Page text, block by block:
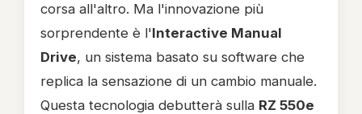
corsa all'altro. Ma l'innovazione più
sorprendente è l'Interactive Manual
Drive, un sistema basato su software che
replica la sensazione di un cambio manuale.
Questa tecnologia debutterà sulla RZ 550e